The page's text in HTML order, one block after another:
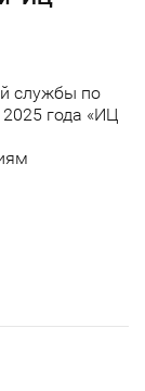
службы по
года «ИЦ